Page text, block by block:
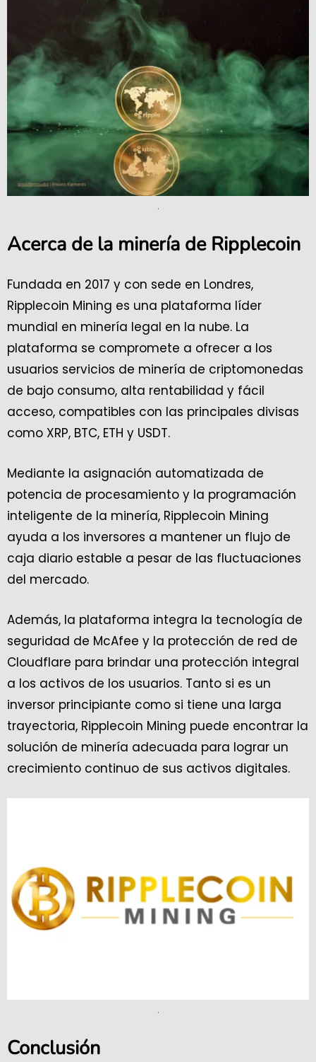
.
Acerca de la minería de Ripplecoin
Fundada en 2017 y con sede en Londres,
Ripplecoin Mining es una plataforma líder
mundial en minería legal en la nube. La
plataforma se compromete a ofrecer a los
usuarios servicios de minería de criptomonedas
de bajo consumo, alta rentabilidad y fácil
acceso, compatibles con las principales divisas
como XRP, BTC, ETH y USDT.
Mediante la asignación automatizada de
potencia de procesamiento y la programación
inteligente de la minería, Ripplecoin Mining
ayuda a los inversores a mantener un flujo de
caja diario estable a pesar de las fluctuaciones
del mercado.
Además, la plataforma integra la tecnología de
seguridad de McAfee y la protección de red de
Cloudflare para brindar una protección integral
a los activos de los usuarios. Tanto si es un
inversor principiante como si tiene una larga
trayectoria, Ripplecoin Mining puede encontrar la
solución de minería adecuada para lograr un
crecimiento continuo de sus activos digitales.
.
Conclusión